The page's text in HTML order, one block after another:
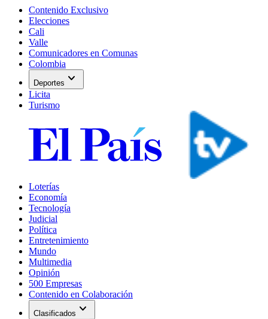
Contenido Exclusivo
Elecciones
Cali
Valle
Comunicadores en Comunas
Colombia
Deportes expand_more
Licita
Turismo
Loterías
Economía
Tecnología
Judicial
Política
Entretenimiento
Mundo
Multimedia
Opinión
500 Empresas
Contenido en Colaboración
Clasificados expand_more